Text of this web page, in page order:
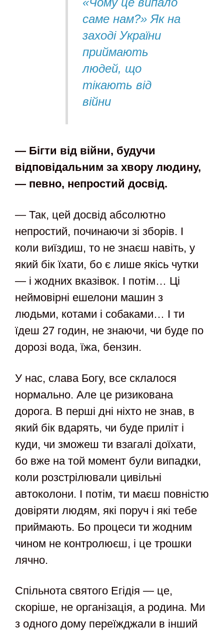
саме нам?» Як на
заході України
приймають
людей, що
тікають від
війни
— Бігти від війни, будучи
відповідальним за хвору людину,
— певно, непростий досвід.
— Так, цей досвід абсолютно
непростий, починаючи зі зборів. І
коли виїздиш, то не знаєш навіть, у
який бік їхати, бо є лише якісь чутки
— і жодних вказівок. І потім… Ці
неймовірні ешелони машин з
людьми, котами і собаками… І ти
їдеш 27 годин, не знаючи, чи буде по
дорозі вода, їжа, бензин.
У нас, слава Богу, все склалося
нормально. Але це ризикована
дорога. В перші дні ніхто не знав, в
який бік вдарять, чи буде приліт і
куди, чи зможеш ти взагалі доїхати,
бо вже на той момент були випадки,
коли розстрілювали цивільні
автоколони. І потім, ти маєш повністю
довіряти людям, які поруч і які тебе
приймають. Бо процеси ти жодним
чином не контролюєш, і це трошки
лячно.
Спільнота святого Егідія — це,
скоріше, не організація, а родина. Ми
з одного дому переїжджали в інший